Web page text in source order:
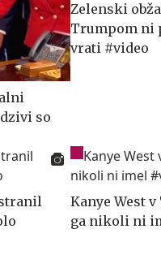
so
Zelenski
Trumpom ni
vrati #video
Kanye West
ga nikoli ni